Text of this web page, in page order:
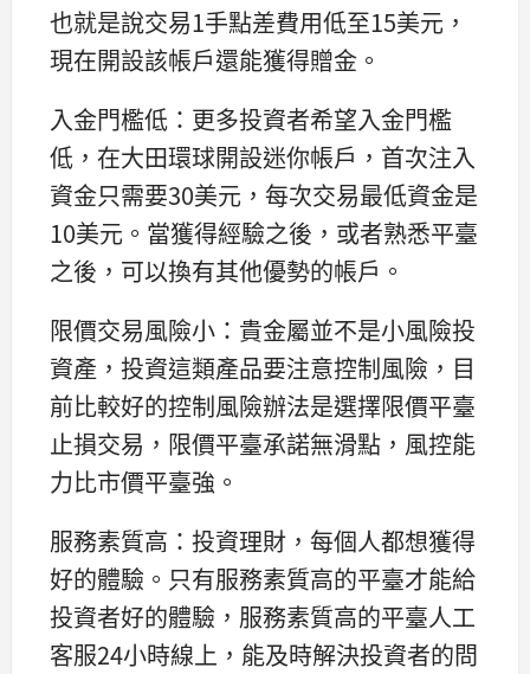
也就是說交易1手點差費用低至15美元，
現在開設該帳戶還能獲得贈金。
入金門檻低：更多投資者希望入金門檻
低，在大田環球開設迷你帳戶，首次注入
資金只需要30美元，每次交易最低資金是
10美元。當獲得經驗之後，或者熟悉平臺
之後，可以換有其他優勢的帳戶。
限價交易風險小：貴金屬並不是小風險投
資產，投資這類產品要注意控制風險，目
前比較好的控制風險辦法是選擇限價平臺
止損交易，限價平臺承諾無滑點，風控能
力比市價平臺強。
服務素質高：投資理財，每個人都想獲得
好的體驗。只有服務素質高的平臺才能給
投資者好的體驗，服務素質高的平臺人工
客服24小時線上，能及時解決投資者的問